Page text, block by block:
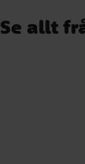
Se allt